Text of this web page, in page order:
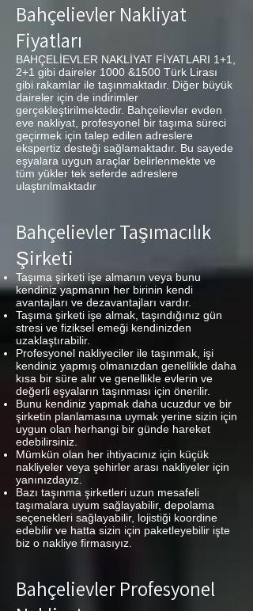
Bahçelievler Nakliyat
Fiyatları
BAHÇELİEVLER NAKLİYAT FİYATLARI 1+1,
2+1 gibi daireler 1000 &1500 Türk Lirası
gibi rakamlar ile taşınmaktadır. Diğer büyük
daireler için de indirimler
gerçekleştirilmektedir. Bahçelievler evden
eve nakliyat, profesyonel bir taşıma süreci
geçirmek için talep edilen adreslere
ekspertiz desteği sağlamaktadır. Bu sayede
eşyalara uygun araçlar belirlenmekte ve
tüm yükler tek seferde adreslere
ulaştırılmaktadır
Bahçelievler Taşımacılık
Şirketi
Taşıma şirketi işe almanın veya bunu
kendiniz yapmanın her birinin kendi
avantajları ve dezavantajları vardır.
Taşıma şirketi işe almak, taşındığınız gün
stresi ve fiziksel emeği kendinizden
uzaklaştırabilir.
Profesyonel nakliyeciler ile taşınmak, işi
kendiniz yapmış olmanızdan genellikle daha
kısa bir süre alır ve genellikle evlerin ve
değerli eşyaların taşınması için önerilir.
Bunu kendiniz yapmak daha ucuzdur ve bir
şirketin planlamasına uymak yerine sizin için
uygun olan herhangi bir günde hareket
edebilirsiniz.
Mümkün olan her ihtiyacınız için küçük
nakliyeler veya şehirler arası nakliyeler için
yanınızdayız.
Bazı taşınma şirketleri uzun mesafeli
taşımalara uyum sağlayabilir, depolama
seçenekleri sağlayabilir, lojistiği koordine
edebilir ve hatta sizin için paketleyebilir işte
biz o nakliye firmasıyız.
Bahçelievler Profesyonel